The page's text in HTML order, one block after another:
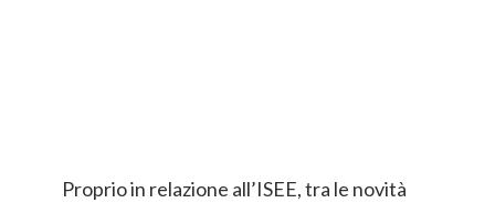
Proprio in relazione all’ISEE, tra le novità